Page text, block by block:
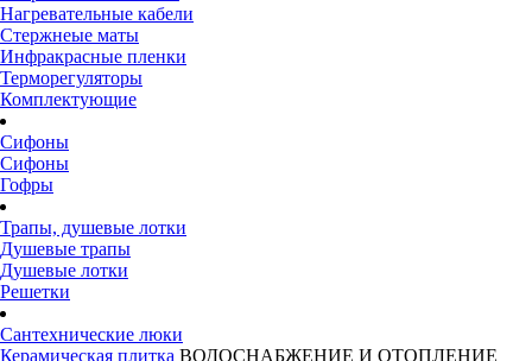
Нагревательные кабели
Стержнеые маты
Инфракрасные пленки
Терморегуляторы
Комплектующие
Сифоны
Сифоны
Гофры
Трапы, душевые лотки
Душевые трапы
Душевые лотки
Решетки
Сантехнические люки
Керамическая плитка ВОДОСНАБЖЕНИЕ И ОТОПЛЕНИЕ